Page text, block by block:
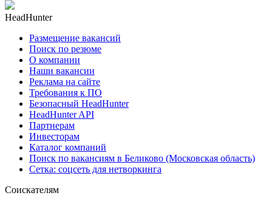
HeadHunter
Размещение вакансий
Поиск по резюме
О компании
Наши вакансии
Реклама на сайте
Требования к ПО
Безопасный HeadHunter
HeadHunter API
Партнерам
Инвесторам
Каталог компаний
Поиск по вакансиям в Беликово (Московская область)
Сетка: соцсеть для нетворкинга
Соискателям